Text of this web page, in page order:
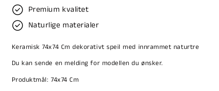
Premium kvalitet
Naturlige materialer
Keramisk 74x74 Cm dekorativt speil med innrammet naturtre
Du kan sende en melding for modellen du ønsker.
Produktmål: 74x74 Cm